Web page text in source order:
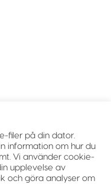
filer på din dator.
information om hur du
Vi använder cookie-
upplevelse av
och göra analyser om